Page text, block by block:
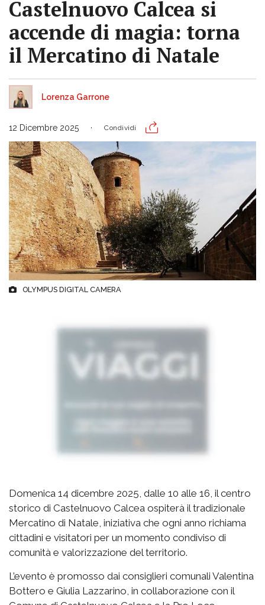
Castelnuovo Calcea si
accende di magia: torna
il Mercatino di Natale
Lorenza Garrone
12 Dicembre 2025 Condividi
OLYMPUS DIGITAL CAMERA
Domenica 14 dicembre 2025, dalle 10 alle 16, il centro
storico di Castelnuovo Calcea ospiterà il tradizionale
Mercatino di Natale, iniziativa che ogni anno richiama
cittadini e visitatori per un momento condiviso di
comunità e valorizzazione del territorio.
L’evento è promosso dai consiglieri comunali Valentina
Bottero e Giulia Lazzarino, in collaborazione con il